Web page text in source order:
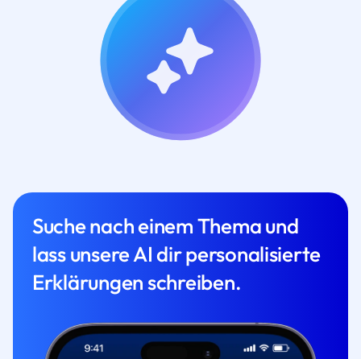
Suche nach einem Thema und
lass unsere AI dir personalisierte
Erklärungen schreiben.